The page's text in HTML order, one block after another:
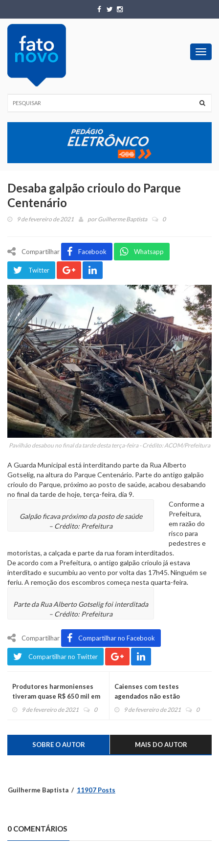
Desaba galpão crioulo do Parque
Centenário
9 de fevereiro de 2021 porGuilherme Baptista 0
Compartilhar Facebook Whatsapp
Twitter
Pavilhão desabou no final da tarde desta terça-feira - Crédito: ACOM/Prefeitura
A Guarda Municipal está interditando parte da Rua Alberto
Gotselig, na altura do Parque Centenário. Parte do antigo galpão
crioulo do Parque, próximo ao posto de saúde, acabou desabando
no final da tarde de hoje, terça-feira, dia 9.
Galpão ficava próximo da posto de saúde
– Crédito: Prefeitura
Conforme a
Prefeitura,
em razão do
risco para
pedestres e
motoristas, a calçada e parte da rua foram interditados.
De acordo com a Prefeitura, o antigo galpão crioulo já estava
interditado e sucumbiu ao vento por volta das 17h45. Ninguém se
feriu. A remoção dos escombros começa nesta quarta-feira.
Parte da Rua Alberto Gotselig foi interditada
– Crédito: Prefeitura
Compartilhar Compartilhar no Facebook
Compartilhar no Twitter
Produtores harmonienses
tiveram quase R$ 650 mil em
incentivos, em 2020
9 de fevereiro de 2021 0
Caienses com testes
agendados não estão
comparecendo nos exames
9 de fevereiro de 2021 0
SOBRE O AUTOR MAIS DO AUTOR
Guilherme Baptista 11907 Posts
0 COMENTÁRIOS